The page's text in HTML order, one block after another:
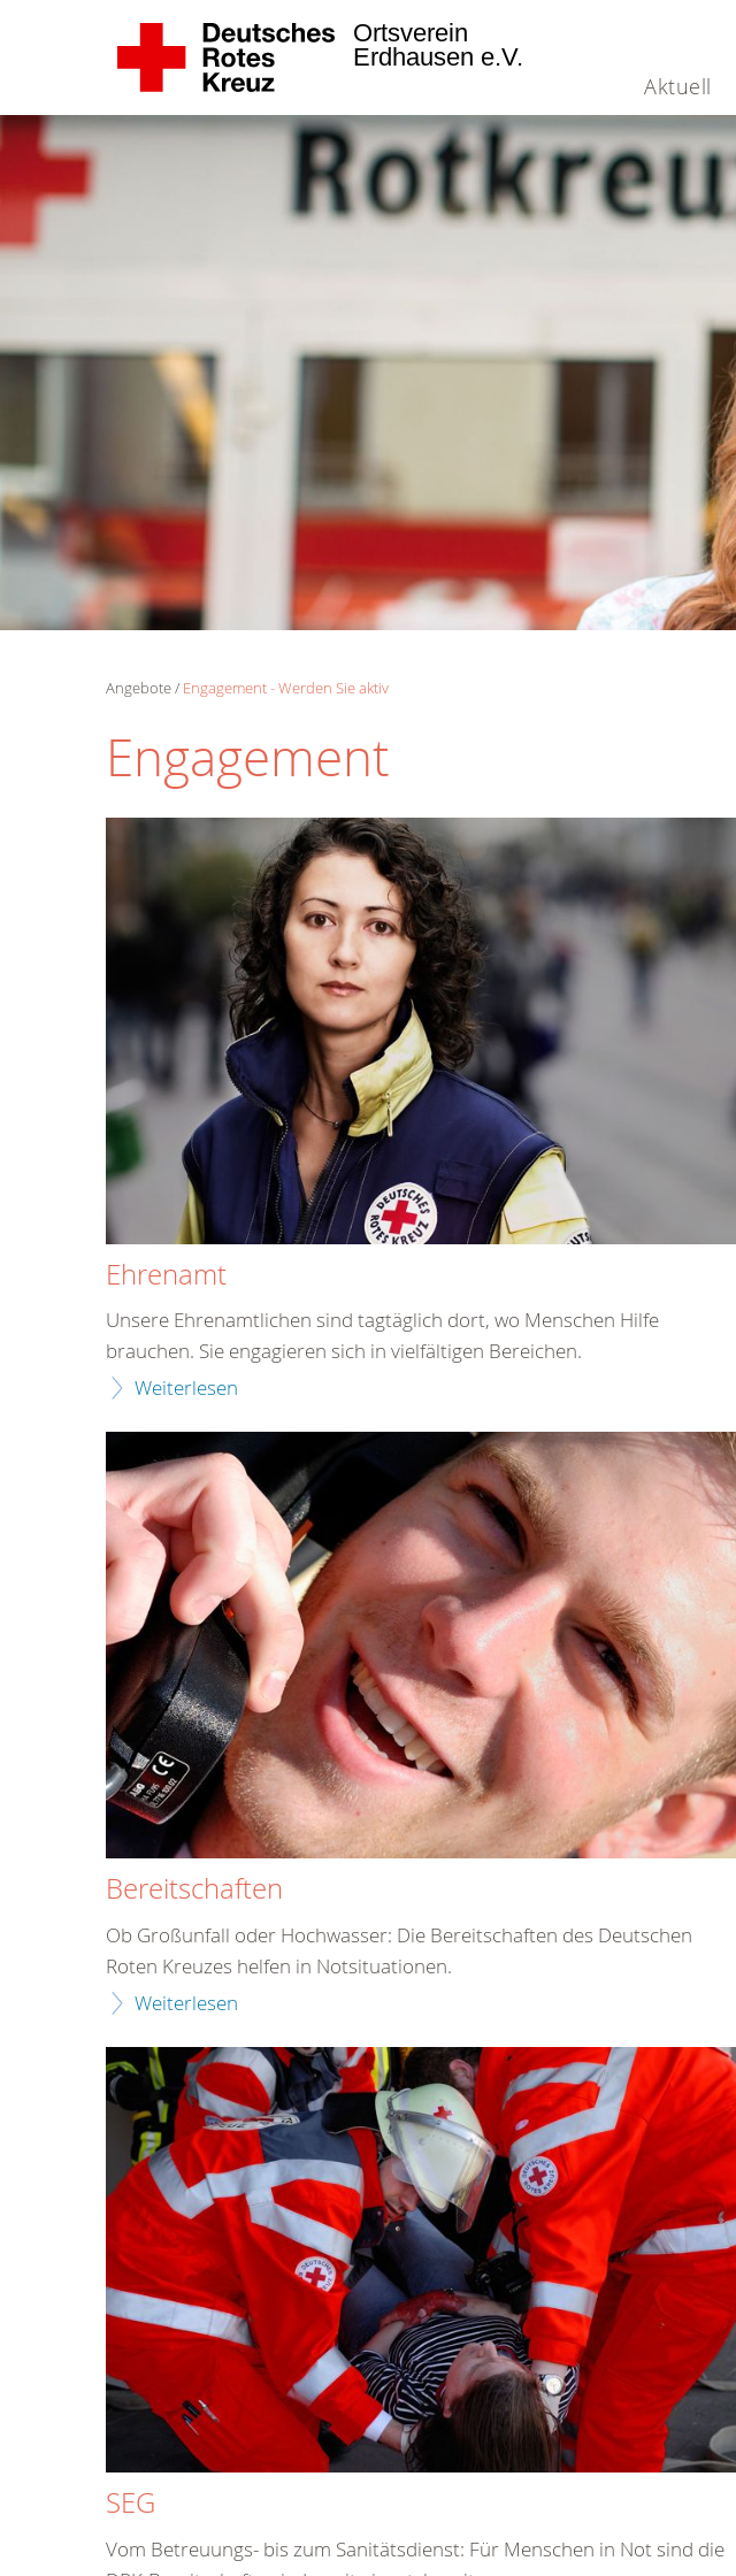
Aktuell
Ortsverein
Erdhausen e.V.
Angebote Engagement - Werden Sie aktiv
Engagement
Ehrenamt
Unsere Ehrenamtlichen sind tagtäglich dort, wo Menschen Hilfe
brauchen. Sie engagieren sich in vielfältigen Bereichen.
Weiterlesen
Bereitschaften
Ob Großunfall oder Hochwasser: Die Bereitschaften des Deutschen
Roten Kreuzes helfen in Notsituationen.
Weiterlesen
SEG
Vom Betreuungs- bis zum Sanitätsdienst: Für Menschen in Not sind die